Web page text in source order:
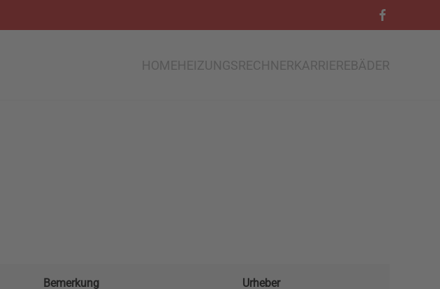
HOMEHEIZUNGSRECHNERKARRIEREBÄDER
Bemerkung Urheber